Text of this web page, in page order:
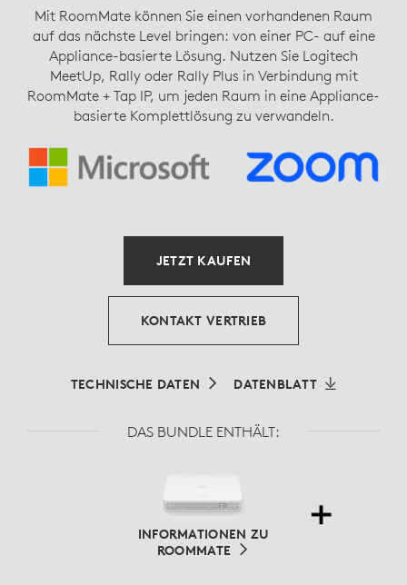
Mit RoomMate können Sie einen vorhandenen Raum
auf das nächste Level bringen: von einer PC- auf eine
Appliance-basierte Lösung. Nutzen Sie Logitech
MeetUp, Rally oder Rally Plus in Verbindung mit
RoomMate + Tap IP, um jeden Raum in eine Appliance-
basierte Komplettlösung zu verwandeln.
JETZT KAUFEN
KONTAKT VERTRIEB
TECHNISCHE DATEN DATENBLATT
DAS BUNDLE ENTHÄLT:
INFORMATIONEN ZU
ROOMMATE